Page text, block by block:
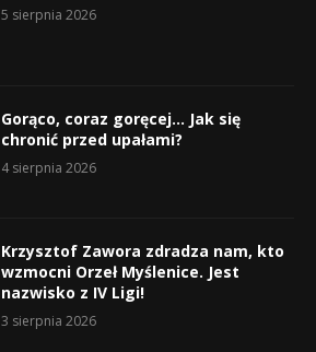
5 sierpnia 2026
Gorąco, coraz goręcej… Jak się
chronić przed upałami?
4 sierpnia 2026
Krzysztof Zawora zdradza nam, kto
wzmocni Orzeł Myślenice. Jest
nazwisko z IV Ligi!
3 sierpnia 2026